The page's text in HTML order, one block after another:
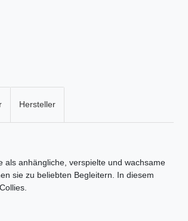
Hersteller
als anhängliche, verspielte und wachsame
sie zu beliebten Begleitern. In diesem